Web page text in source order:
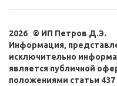
2026 © ИП Петров Д.Э.
Информация,
исключительно
является публичной
положениями статьи